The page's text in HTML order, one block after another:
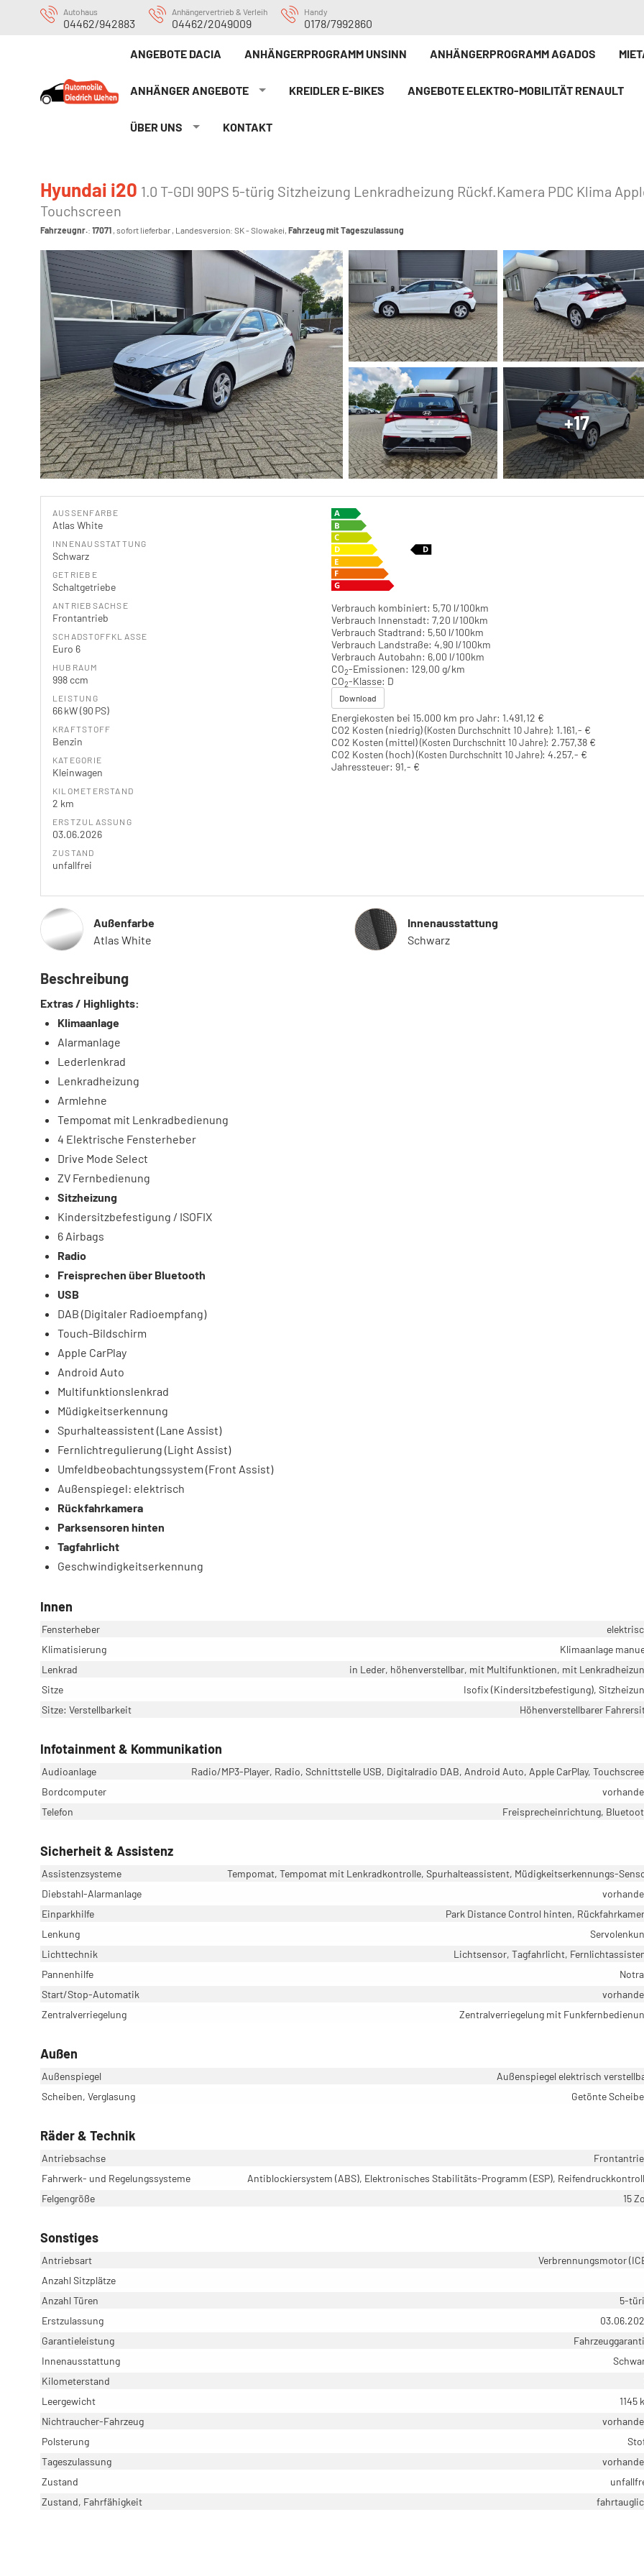
Autohaus
04462/942883
Anhängervertrieb & Verleih
04462/2049009
Handy
0178/7992860
ANGEBOTE DACIA ANHÄNGERPROGRAMM UNSINN ANHÄNGERPROGRAMM AGADOS
ANHÄNGER ANGEBOTE KREIDLER E-BIKE`S ANGEBOTE ELEKTRO-MOBILITÄT RENAULT
ÜBER UNS KONTAKT
Hyundai i20 1.0 T-GDI 90PS 5-türig Sitzheizung Lenkradheizung Rückf.Kamera PDC Klima
Touchscreen
Fahrzeugnr.: 17071 , sofort lieferbar , Landesversion: SK - Slowakei, Fahrzeug mit Tageszulassung
+17
AUSSENFARBE
Atlas White
INNENAUSSTATTUNG
Schwarz
GETRIEBE
Schaltgetriebe
ANTRIEBSACHSE
Frontantrieb
SCHADSTOFFKLASSE
Euro 6
HUBRAUM
998 ccm
LEISTUNG
66 kW (90 PS)
KRAFTSTOFF
Benzin
KATEGORIE
Kleinwagen
KILOMETERSTAND
2 km
ERSTZULASSUNG
03.06.2026
ZUSTAND
unfallfrei
Verbrauch kombiniert: 5,70 l/100km
Verbrauch Innenstadt: 7,20 l/100km
Verbrauch Stadtrand: 5,50 l/100km
Verbrauch Landstraße: 4,90 l/100km
Verbrauch Autobahn: 6,00 l/100km
CO2-Emissionen: 129,00 g/km
CO2-Klasse: D
Download
Energiekosten bei 15.000 km pro Jahr: 1.491,12 €
CO2 Kosten (niedrig)(Kosten Durchschnitt 10 Jahre): 1.161,- €
CO2 Kosten (mittel)(Kosten Durchschnitt 10 Jahre): 2.757,38 €
CO2 Kosten (hoch)(Kosten Durchschnitt 10 Jahre): 4.257,- €
Jahressteuer: 91,- €
Außenfarbe
Atlas White
InnenausstattungInnenausstattung
Schwarz
Beschreibung
Extras / Highlights:
Klimaanlage
Alarmanlage
Lederlenkrad
Lenkradheizung
Armlehne
Tempomat mit Lenkradbedienung
4 Elektrische Fensterheber
Drive Mode Select
ZV Fernbedienung
Sitzheizung
Kindersitzbefestigung / ISOFIX
6 Airbags
Radio
Freisprechen über Bluetooth
USB
DAB (Digitaler Radioempfang)
Touch-Bildschirm
Apple CarPlay
Android Auto
Multifunktionslenkrad
Müdigkeitserkennung
Spurhalteassistent (Lane Assist)
Fernlichtregulierung (Light Assist)
Umfeldbeobachtungssystem (Front Assist)
Außenspiegel: elektrisch
Rückfahrkamera
Parksensoren hinten
Tagfahrlicht
Geschwindigkeitserkennung
Innen
Fensterheber
Klimatisierung
Klimaanlage
Lenkrad
in Leder, höhenverstellbar, mit Multifunktionen, mit
Sitze
Isofix (Kindersitzbefestigung),
Sitze: Verstellbarkeit
Höhenverstellbarer
Infotainment & Kommunikation
Audioanlage
Radio/MP3-Player, Radio, Schnittstelle USB, Digitalradio DAB, Android Auto, Apple CarPlay,
Bordcomputer
Telefon
Freisprecheinrichtung,
Sicherheit & Assistenz
Assistenzsysteme
Tempomat, Tempomat mit Lenkradkontrolle, Spurhalteassistent, Müdigkeitserkennungs-
Diebstahl-Alarmanlage
Einparkhilfe
Park Distance Control hinten,
Lenkung
Lichttechnik
Lichtsensor, Tagfahrlicht,
Pannenhilfe
Start/Stop-Automatik
Zentralverriegelung
Zentralverriegelung mit
Außen
Außenspiegel
Außenspiegel elektrisch
Scheiben, Verglasung
Getönte
Räder & Technik
Antriebsachse
Fahrwerk- und Regelungssysteme
Antiblockiersystem (ABS), Elektronisches Stabilitäts-Programm (ESP),
Felgengröße
15
Sonstiges
Antriebsart
Verbrennungsmotor
Anzahl Sitzplätze
Anzahl Türen
5-
Erstzulassung
Garantieleistung
Innenausstattung
Kilometerstand
Leergewicht
1145
Nichtraucher-Fahrzeug
Polsterung
Tageszulassung
Zustand
Zustand, Fahrfähigkeit